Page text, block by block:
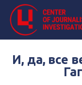
И, да, все